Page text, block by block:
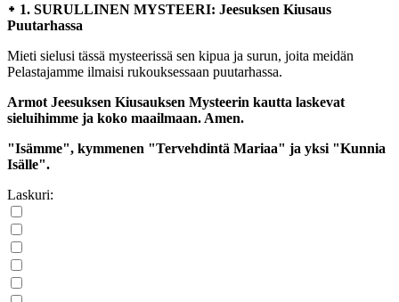
᛭ 1. SURULLINEN MYSTEERI: Jeesuksen Kiusaus
Puutarhassa
Mieti sielusi tässä mysteerissä sen kipua ja surun, joita meidän
Pelastajamme ilmaisi rukouksessaan puutarhassa.
Armot Jeesuksen Kiusauksen Mysteerin kautta laskevat
sieluihimme ja koko maailmaan. Amen.
"Isämme", kymmenen "Tervehdintä Mariaa" ja yksi "Kunnia
Isälle".
Laskuri: